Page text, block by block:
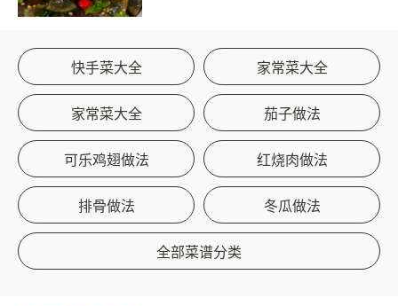
快手菜大全 家常菜大全
家常菜大全 茄子做法
可乐鸡翅做法 红烧肉做法
排骨做法 冬瓜做法
全部菜谱分类